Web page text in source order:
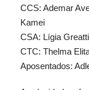
CCS: Ademar
Kamei
CSA: Lígia
CTC: Thelma
Aposentados: